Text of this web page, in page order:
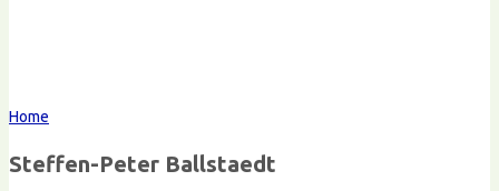
Home
Steffen-Peter Ballstaedt